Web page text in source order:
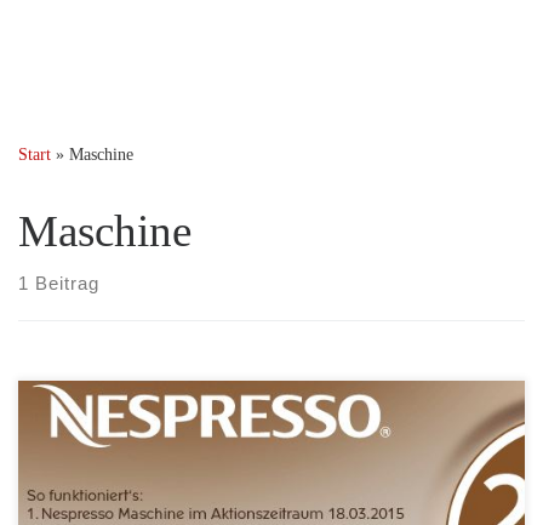
Start » Maschine
Maschine
1 Beitrag
Nespresso Maschine bis zu 200 Kapseln geschenkt. Zwei
Kaffeepakete à 100 Kapseln gibt es für den Kauf einer Nespresso